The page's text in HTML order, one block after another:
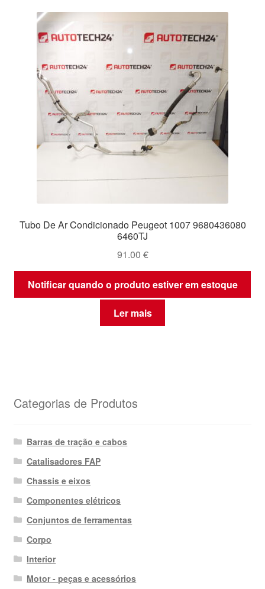
Tubo De Ar Condicionado Peugeot 1007 9680436080
6460TJ
91.00 €
Notificar quando o produto estiver em estoque
Ler mais
Categorias de Produtos
Barras de tração e cabos
Catalisadores FAP
Chassis e eixos
Componentes elétricos
Conjuntos de ferramentas
Corpo
Interior
Motor - peças e acessórios